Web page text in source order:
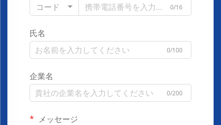
コード
0/16
氏名
0/100
企業名
0/200
メッセージ